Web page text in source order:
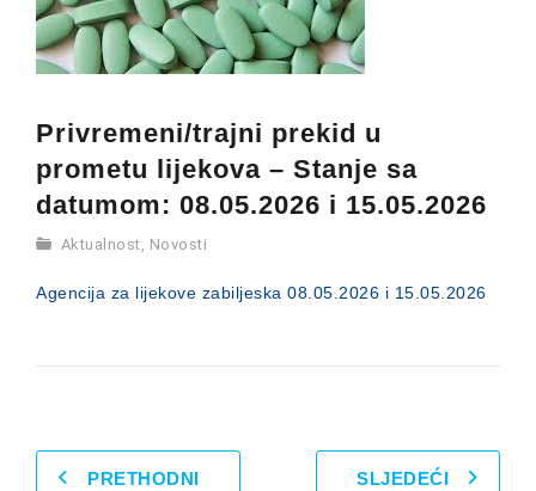
Privremeni/trajni prekid u
prometu lijekova – Stanje sa
datumom: 08.05.2026 i 15.05.2026
Aktualnost, Novosti
Agencija za lijekove zabiljeska 08.05.2026 i 15.05.2026
PRETHODNI SLJEDEĆI